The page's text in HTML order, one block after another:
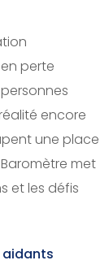
perte
encore
une place
met
et les défis
aidants